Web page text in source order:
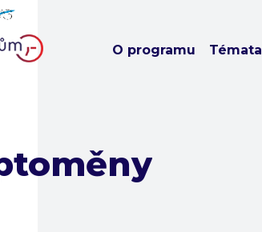
O programu Témata